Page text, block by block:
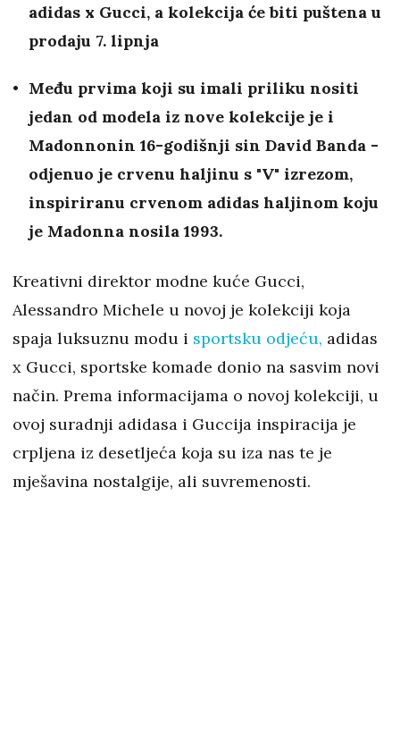
adidas x Gucci, a kolekcija će biti puštena u
prodaju 7. lipnja
Među prvima koji su imali priliku nositi
jedan od modela iz nove kolekcije je i
Madonnonin 16-godišnji sin David Banda -
odjenuo je crvenu haljinu s "V" izrezom,
inspiriranu crvenom adidas haljinom koju
je Madonna nosila 1993.
Kreativni direktor modne kuće Gucci,
Alessandro Michele u novoj je kolekciji koja
spaja luksuznu modu i sportsku odjeću, adidas
x Gucci, sportske komade donio na sasvim novi
način. Prema informacijama o novoj kolekciji, u
ovoj suradnji adidasa i Guccija inspiracija je
crpljena iz desetljeća koja su iza nas te je
mješavina nostalgije, ali suvremenosti.